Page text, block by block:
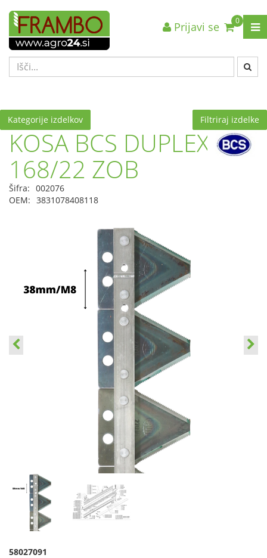
Nazaj en nivo
VRSTA 1
VRSTA 3
Nazaj en nivo
VRSTA 1
VRSTA 3
Nazaj en nivo
VRSTA 1
VRSTA 3
0
Prijavi se
Kategorije izdelkov Filtriraj izdelke
KOSA BCS DUPLEX
168/22 ZOB
Šifra: 002076
OEM: 3831078408118
58027091